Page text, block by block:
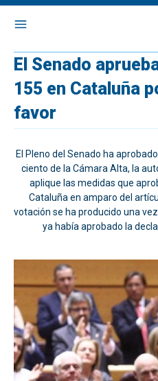
El Senado
155 en Cataluña
favor
El Pleno del Senado ha
ciento de la Cámara Alta, la
aplique las medidas que
Cataluña en amparo del
votación se ha producido una
ya había aprobado la